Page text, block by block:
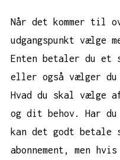
Når det kommer til
udgangspunkt vælge
Enten betaler du et
eller også vælger
Hvad du skal vælge
og dit behov. Har
kan det godt
abonnement, men